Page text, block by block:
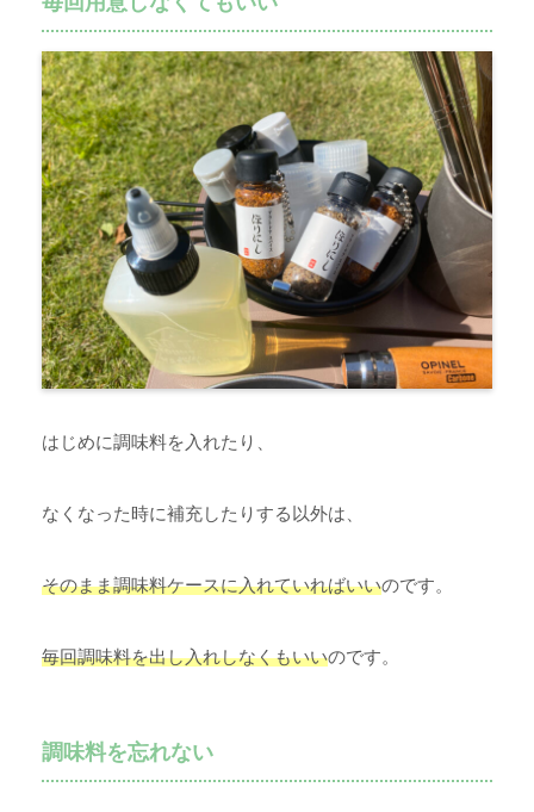
はじめに調味料を入れたり、
なくなった時に補充したりする以外は、
そのまま調味料ケースに入れていればいいのです。
毎回調味料を出し入れしなくもいいのです。
調味料を忘れない